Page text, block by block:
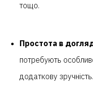
тощо.
Простота в
потребують
додаткову зручність.